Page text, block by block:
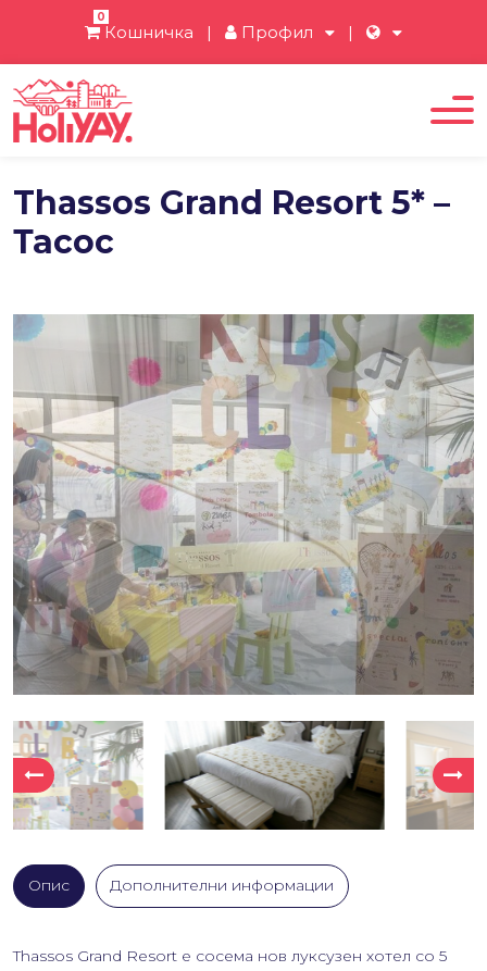
0
Кошничка | Профил |
Thassos Grand Resort 5* –
Тасос
Опис Дополнителни информации
Thassos Grand Resort е сосема нов луксузен хотел со 5